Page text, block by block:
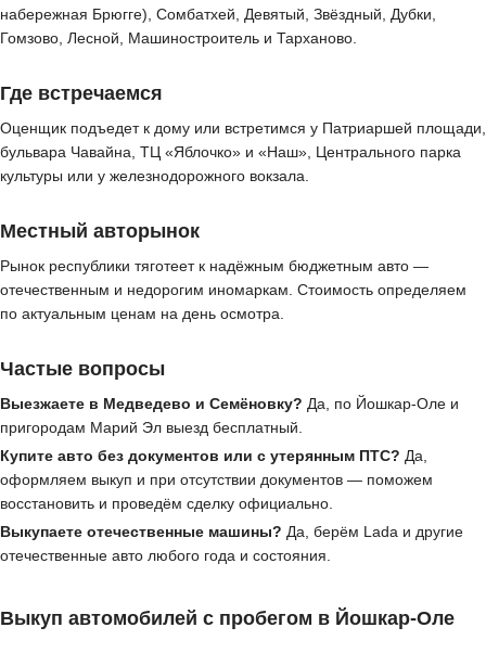
набережная Брюгге), Сомбатхей, Девятый, Звёздный, Дубки,
Гомзово, Лесной, Машиностроитель и Тарханово.
Где встречаемся
Оценщик подъедет к дому или встретимся у Патриаршей площади,
бульвара Чавайна, ТЦ «Яблочко» и «Наш», Центрального парка
культуры или у железнодорожного вокзала.
Местный авторынок
Рынок республики тяготеет к надёжным бюджетным авто —
отечественным и недорогим иномаркам. Стоимость определяем
по актуальным ценам на день осмотра.
Частые вопросы
Выезжаете в Медведево и Семёновку? Да, по Йошкар-Оле и
пригородам Марий Эл выезд бесплатный.
Купите авто без документов или с утерянным ПТС? Да,
оформляем выкуп и при отсутствии документов — поможем
восстановить и проведём сделку официально.
Выкупаете отечественные машины? Да, берём Lada и другие
отечественные авто любого года и состояния.
Выкуп автомобилей с пробегом в Йошкар-Оле